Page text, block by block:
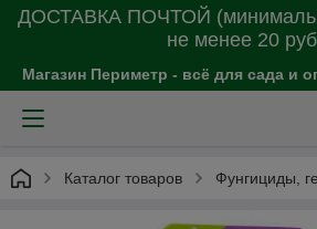
ДОСТАВКА ПОЧТОЙ
не менее 20
Магазин Периметр - всё для сада и
Каталог товаров Фунгициды,